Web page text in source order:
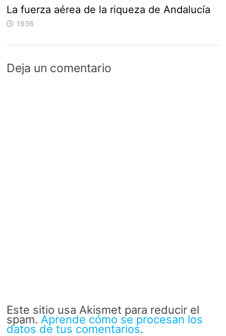
La fuerza aérea de la riqueza de Andalucía
1936
Deja un comentario
Este sitio usa Akismet para reducir el
spam. Aprende cómo se procesan los
datos de tus comentarios.